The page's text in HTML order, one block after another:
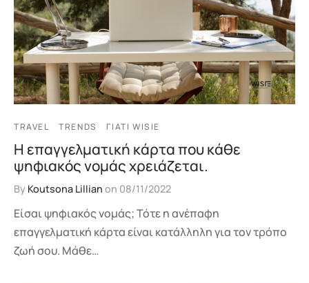
TRAVEL TRENDS ΓΙΑΤΊ WISIE
Η επαγγελματική κάρτα που κάθε
ψηφιακός νομάς χρειάζεται.
By Koutsona Lillian on 08/11/2022
Είσαι ψηφιακός νομάς; Τότε η ανέπαφη
επαγγελματική κάρτα είναι κατάλληλη για τον τρόπο
ζωή σου. Μάθε…